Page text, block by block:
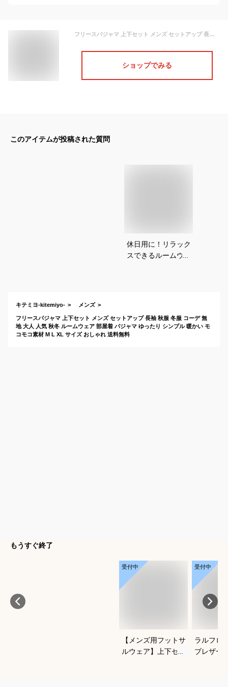
フリースパジャマ 上下セット メンズ セットアップ 長袖 秋服 冬服 コーデ 無地 大人 人気 秋冬 ルームウェア 部屋着 パジャマ ゆったり シンプル 暖かい モコモコ素材 M L XL サイズ おしゃれ 送料無料
ショップでみる
このアイテムが投稿された質問
休日用に！リラック
スできるルームウェ
キテミヨ-kitemiyo- メンズ
フリースパジャマ 上下セット メンズ セットアップ 長袖 秋服 冬服 コーデ 無
地 大人 人気 秋冬 ルームウェア 部屋着 パジャマ ゆったり シンプル 暖かい モ
コモコ素材 M L XL サイズ おしゃれ 送料無料
もうすぐ終了
受付中
【メンズ用フットサ
ルウェア】上下セッ
受付中
ラルフロ
ブレザー